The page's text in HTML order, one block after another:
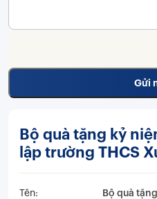
Bộ quà tặng kỷ
lập trường THCS
Tên:
Bộ quà